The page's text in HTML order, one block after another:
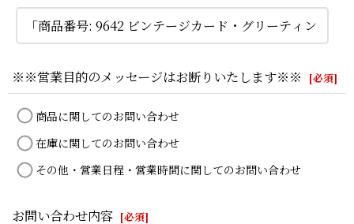
※※営業目的のメッセージはお断りいたします※※ [必須]
商品に関してのお問い合わせ
在庫に関してのお問い合わせ
その他・営業日程・営業時間に関してのお問い合わせ
お問い合わせ内容 [必須]